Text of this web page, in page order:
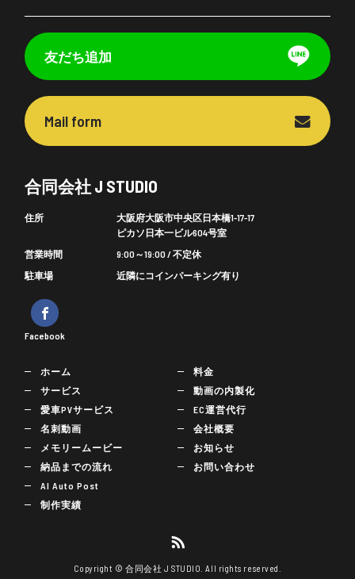
友だち追加
Mail form
合同会社 J STUDIO
住所
大阪府大阪市中央区日本橋1-17-17
ピカソ日本一ビル604号室
営業時間
9:00～19:00 / 不定休
駐車場
近隣にコインパーキング有り
Facebook
ホーム
サービス
愛車PVサービス
名刺動画
メモリームービー
納品までの流れ
AI Auto Post
制作実績
料金
動画の内製化
EC運営代行
会社概要
お知らせ
お問い合わせ
Copyright © 合同会社 J STUDIO. All rights reserved.